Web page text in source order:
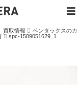
買取情報
ペンタックスのカ
spc-1509051629_1